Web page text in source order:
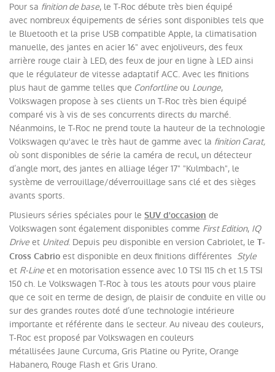
Pour sa finition de base, le T-Roc débute très bien équipé
avec nombreux équipements de séries sont disponibles tels que
le Bluetooth et la prise USB compatible Apple, la climatisation
manuelle, des jantes en acier 16" avec enjoliveurs, des feux
arrière rouge clair à LED, des feux de jour en ligne à LED ainsi
que le régulateur de vitesse adaptatif ACC. Avec les finitions
plus haut de gamme telles que Confortline ou Lounge,
Volkswagen propose à ses clients un T-Roc très bien équipé
comparé vis à vis de ses concurrents directs du marché.
Néanmoins, le T-Roc ne prend toute la hauteur de la technologie
Volkswagen qu'avec le très haut de gamme avec la finition Carat,
où sont disponibles de série la caméra de recul, un détecteur
d’angle mort, des jantes en alliage léger 17" "Kulmbach", le
système de verrouillage/déverrouillage sans clé et des sièges
avants sports.
Plusieurs séries spéciales pour le SUV d'occasion de
Volkswagen sont également disponibles comme First Edition, IQ
Drive et United. Depuis peu disponible en version Cabriolet, le T-
Cross Cabrio est disponible en deux finitions différentes Style
et R-Line et en motorisation essence avec 1.0 TSI 115 ch et 1.5 TSI
150 ch. Le Volkswagen T-Roc à tous les atouts pour vous plaire
que ce soit en terme de design, de plaisir de conduite en ville ou
sur des grandes routes doté d’une technologie intérieure
importante et référente dans le secteur. Au niveau des couleurs,
T-Roc est proposé par Volkswagen en couleurs
métallisées Jaune Curcuma, Gris Platine ou Pyrite, Orange
Habanero, Rouge Flash et Gris Urano.